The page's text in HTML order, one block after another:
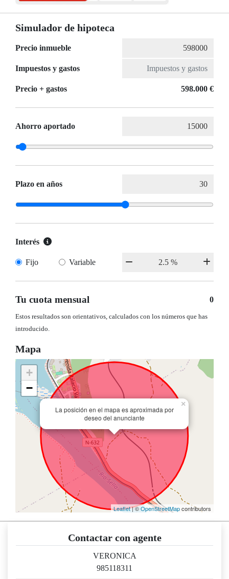
Simulador de hipoteca
Precio inmueble
Impuestos y gastos
Precio + gastos 598.000 €
Ahorro aportado
Plazo en años
Interés
Fijo Variable
Tu cuota mensual 0
Estos resultados son orientativos, calculados con los números que has
introducido.
Mapa
La posición en el mapa es aproximada por
deseo del anunciante
×
+
−
Leaflet| ©OpenStreetMapcontributors
Contactar con agente
VERONICA
985118311